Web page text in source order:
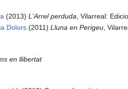
(2013)L'Arrel perduda , Vilarreal:
Dolors (2011)Lluna en Perigeu ,
en llibertat